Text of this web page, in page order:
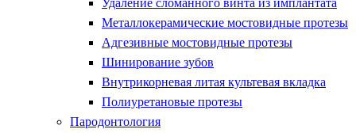
Металлокерамические мостовидные протезы
Адгезивные мостовидные протезы
Шинирование зубов
Внутрикорневая литая культевая вкладка
Полиуретановые протезы
Пародонтология